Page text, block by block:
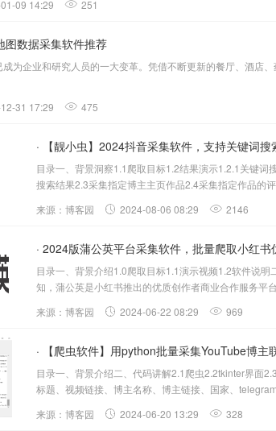
09 14:29 251
图数据采集软件推荐
为企业和研究人员的一大变革。凭借不断更新的餐厅、酒店
31 17:29 475
· 【靓小虫】2024抖音采集软件，支持关键词
目录一、背景洞察1.1爬取目标1.2结果演示1.2.1关键
搜索结果2.3采集指定博主主页作品2.4采集指定作品的
来源：博客园
2024-08-06 08:29 2146
· 2024版蒲公英平台采集软件，批量爬取小红书
目录一、背景介绍1.0爬取目标1.1演示视频1.2软件说
知，蒲公英是小红书推出的优质创作者商业合作服务平
来源：博客园
2024-06-22 08:29 969
· 【爬虫软件】用python批量采集YouTube博主
目录一、背景介绍二、代码讲解2.1爬虫2.2tkinter界面
标题、视频链接、博主名称、博主链接、国家、
来源：博客园
2024-06-20 13:29 328